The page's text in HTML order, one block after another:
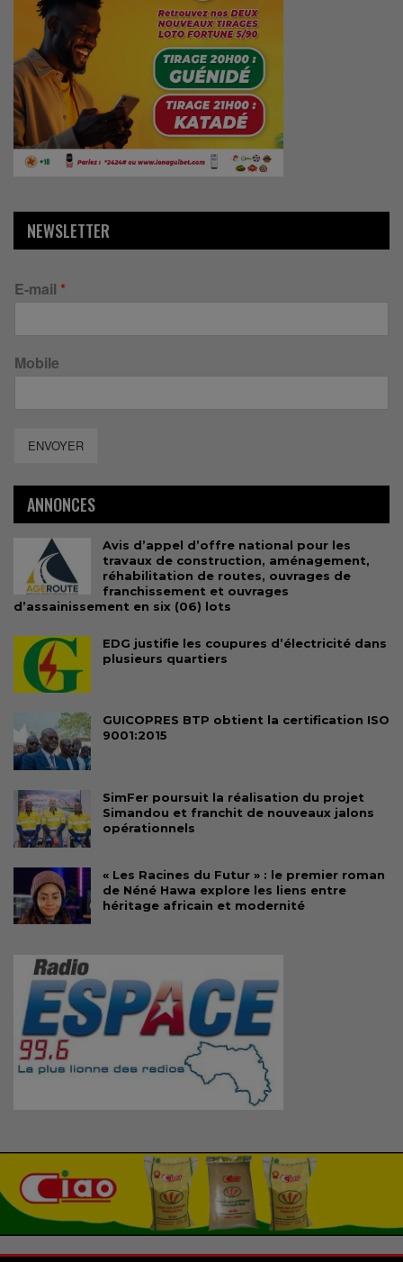
NEWSLETTER
E-mail *
Mobile
ENVOYER
ANNONCES
Avis d’appel d’offre national pour les
travaux de construction, aménagement,
réhabilitation de routes, ouvrages de
franchissement et ouvrages
d’assainissement en six (06) lots
EDG justifie les coupures d’électricité dans
plusieurs quartiers
GUICOPRES BTP obtient la certification ISO
9001:2015
SimFer poursuit la réalisation du projet
Simandou et franchit de nouveaux jalons
opérationnels
« Les Racines du Futur » : le premier roman
de Néné Hawa explore les liens entre
héritage africain et modernité